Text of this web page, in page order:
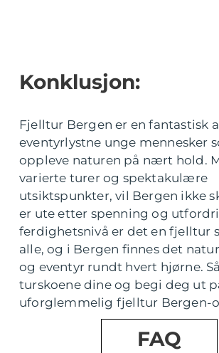
Konklusjon:
Fjelltur Bergen er en fantastisk
eventyrlystne unge mennesker
oppleve naturen på nært hold.
varierte turer og spektakulære
utsiktspunkter, vil Bergen ikke
er ute etter spenning og
ferdighetsnivå er det en fjelltur
alle, og i Bergen finnes det
og eventyr rundt hvert hjørne.
turskoene dine og begi deg ut
uforglemmelig fjelltur Bergen-
FAQ